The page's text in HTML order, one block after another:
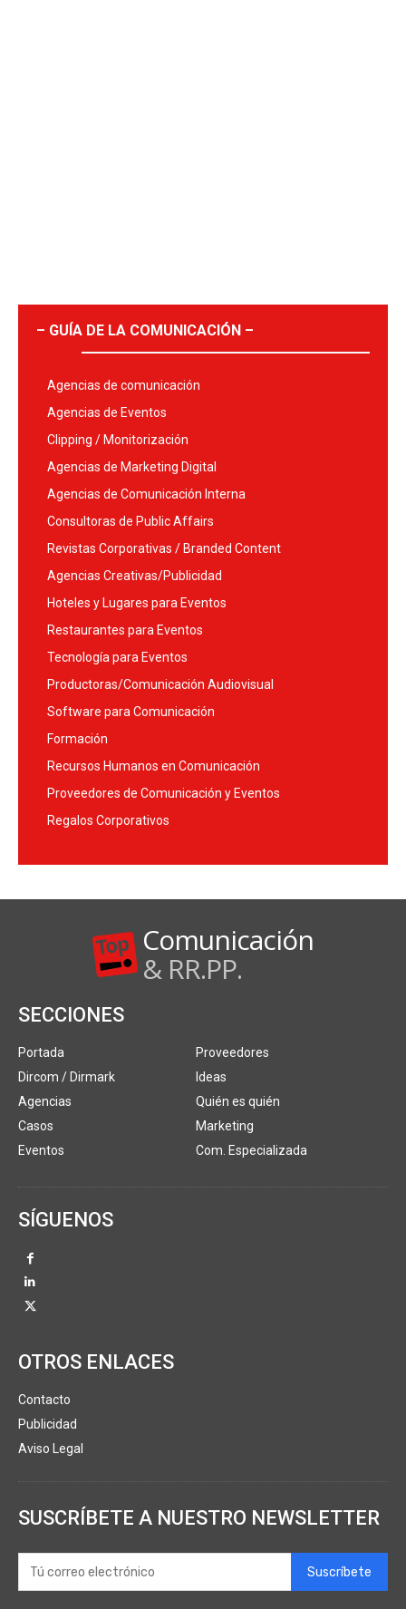
– GUÍA DE LA COMUNICACIÓN –
Agencias de comunicación
Agencias de Eventos
Clipping / Monitorización
Agencias de Marketing Digital
Agencias de Comunicación Interna
Consultoras de Public Affairs
Revistas Corporativas / Branded Content
Agencias Creativas/Publicidad
Hoteles y Lugares para Eventos
Restaurantes para Eventos
Tecnología para Eventos
Productoras/Comunicación Audiovisual
Software para Comunicación
Formación
Recursos Humanos en Comunicación
Proveedores de Comunicación y Eventos
Regalos Corporativos
Comunicación
& RR.PP.
SECCIONES
Portada
Dircom / Dirmark
Agencias
Casos
Eventos
Proveedores
Ideas
Quién es quién
Marketing
Com. Especializada
SÍGUENOS
OTROS ENLACES
Contacto
Publicidad
Aviso Legal
SUSCRÍBETE A NUESTRO NEWSLETTER
Suscríbete